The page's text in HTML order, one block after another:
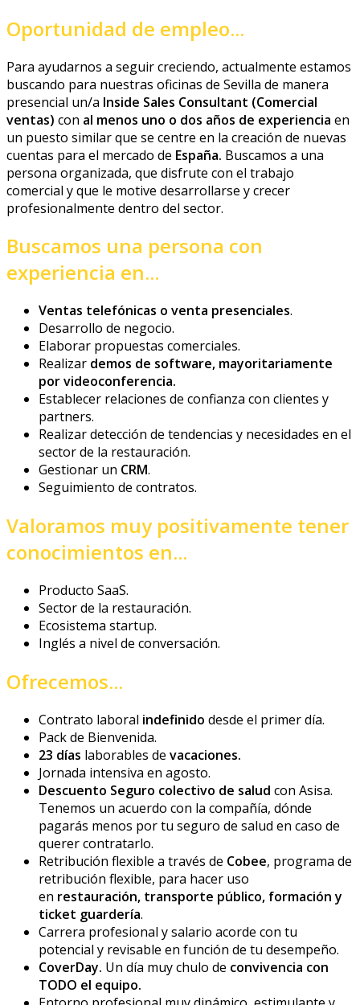
Oportunidad de empleo...
Para ayudarnos a seguir creciendo, actualmente estamos
buscando para nuestras oficinas de Sevilla de manera
presencial un/a Inside Sales Consultant (Comercial
ventas) con al menos uno o dos años de experiencia en
un puesto similar que se centre en la creación de nuevas
cuentas para el mercado de España. Buscamos a una
persona organizada, que disfrute con el trabajo
comercial y que le motive desarrollarse y crecer
profesionalmente dentro del sector.
Buscamos una persona con
experiencia en...
Ventas telefónicas o venta presenciales.
Desarrollo de negocio.
Elaborar propuestas comerciales.
Realizar demos de software, mayoritariamente
por videoconferencia.
Establecer relaciones de confianza con clientes y
partners.
Realizar detección de tendencias y necesidades en el
sector de la restauración.
Gestionar un CRM.
Seguimiento de contratos.
Valoramos muy positivamente tener
conocimientos en...
Producto SaaS.
Sector de la restauración.
Ecosistema startup.
Inglés a nivel de conversación.
Ofrecemos...
Contrato laboral indefinido desde el primer día.
Pack de Bienvenida.
23 días laborables de vacaciones.
Jornada intensiva en agosto.
Descuento Seguro colectivo de salud con Asisa.
Tenemos un acuerdo con la compañía, dónde
pagarás menos por tu seguro de salud en caso de
querer contratarlo.
Retribución flexible a través de Cobee, programa de
retribución flexible, para hacer uso
en restauración, transporte público, formación y
ticket guardería.
Carrera profesional y salario acorde con tu
potencial y revisable en función de tu desempeño.
CoverDay. Un día muy chulo de convivencia con
TODO el equipo.